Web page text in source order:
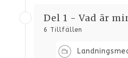
Del 1 - Vad är
6 Tillfällen